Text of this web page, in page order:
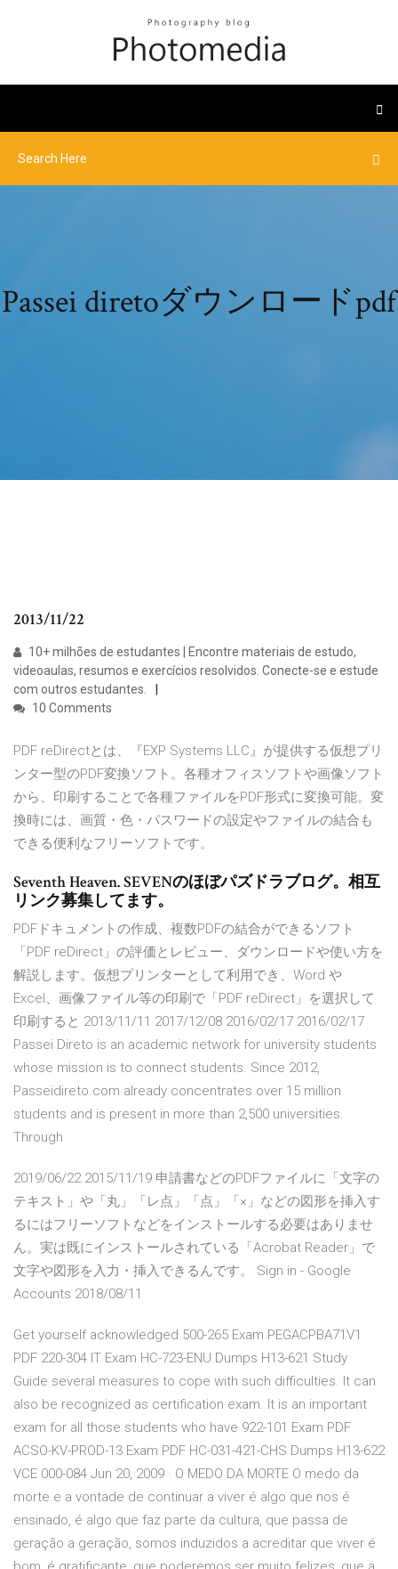
Passei diretoダウンロードpdf
2013/11/22
10+ milhões de estudantes | Encontre materiais de estudo,
videoaulas, resumos e exercícios resolvidos. Conecte-se e estude
com outros estudantes.
10 Comments
PDF reDirectとは、『EXP Systems LLC』が提供する仮想プリ
ンター型のPDF変換ソフト。各種オフィスソフトや画像ソフト
から、印刷することで各種ファイルをPDF形式に変換可能。変
換時には、画質・色・パスワードの設定やファイルの結合も
できる便利なフリーソフトです。
Seventh Heaven. SEVENのほぼパズドラブログ。相互
リンク募集してます。
PDFドキュメントの作成、複数PDFの結合ができるソフト
「PDF reDirect」の評価とレビュー、ダウンロードや使い方を
解説します。仮想プリンターとして利用でき、Word や
Excel、画像ファイル等の印刷で「PDF reDirect」を選択して
印刷すると 2013/11/11 2017/12/08 2016/02/17 2016/02/17
Passei Direto is an academic network for university students
whose mission is to connect students. Since 2012,
Passeidireto.com already concentrates over 15 million
students and is present in more than 2,500 universities.
Through
2019/06/22 2015/11/19 申請書などのPDFファイルに「文字の
テキスト」や「丸」「レ点」「点」「×」などの図形を挿入す
るにはフリーソフトなどをインストールする必要はありませ
ん。実は既にインストールされている「Acrobat Reader」で
文字や図形を入力・挿入できるんです。 Sign in - Google
Accounts 2018/08/11
Get yourself acknowledged 500-265 Exam PEGACPBA71V1
PDF 220-304 IT Exam HC-723-ENU Dumps H13-621 Study
Guide several measures to cope with such difficulties. It can
also be recognized as certification exam. It is an important
exam for all those students who have 922-101 Exam PDF
ACSO-KV-PROD-13 Exam PDF HC-031-421-CHS Dumps H13-622
VCE 000-084 Jun 20, 2009 · O MEDO DA MORTE O medo da
morte e a vontade de continuar a viver é algo que nos é
ensinado, é algo que faz parte da cultura, que passa de
geração a geração, somos induzidos a acreditar que viver é